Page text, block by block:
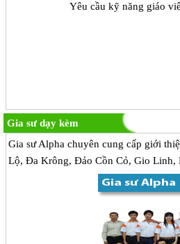
Yêu cầu kỹ năng giáo
Gia sư dạy kèm
Gia sư Alpha chuyên cung cấp giới
Lộ, Đa Krông, Đảo Cồn Cỏ, Gio Linh,